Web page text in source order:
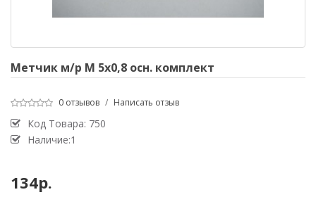
Метчик м/р М 5х0,8 осн. комплект
0 отзывов / Написать отзыв
Код Товара: 750
Наличие:1
134р.